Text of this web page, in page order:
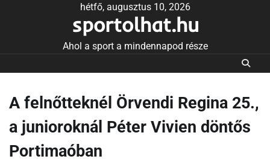
hétfő, augusztus 10, 2026
sportolhat.hu
Ahol a sport a mindennapod része
A felnőtteknél Örvendi Regina 25.,
a junioroknál Péter Vivien döntős
Portimaóban